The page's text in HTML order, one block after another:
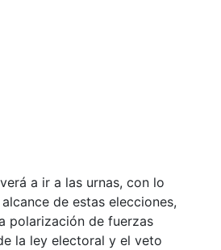
a ir a las urnas, con lo
de estas elecciones,
polarización de fuerzas
la ley electoral y el veto